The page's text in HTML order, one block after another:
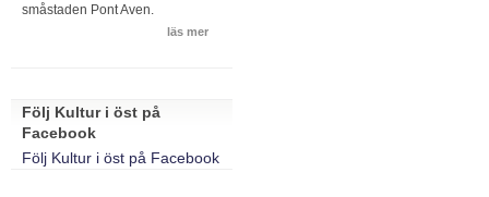
småstaden Pont Aven.
läs mer
Följ Kultur i öst på
Facebook
Följ Kultur i öst på Facebook